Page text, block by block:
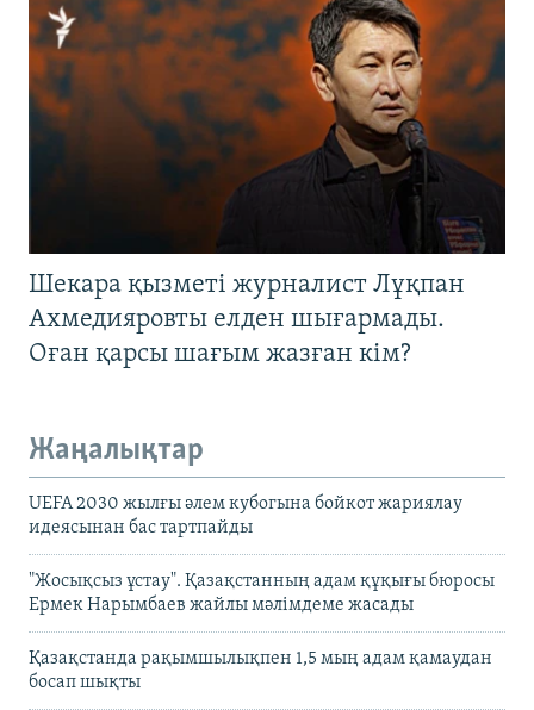
Шекара қызметі журналист Лұқпан
Ахмедияровты елден шығармады.
Оған қарсы шағым жазған кім?
Жаңалықтар
UEFA 2030 жылғы әлем кубогына бойкот жариялау
идеясынан бас тартпайды
"Жосықсыз ұстау". Қазақстанның адам құқығы бюросы
Ермек Нарымбаев жайлы мәлімдеме жасады
Қазақстанда рақымшылықпен 1,5 мың адам қамаудан
босап шықты